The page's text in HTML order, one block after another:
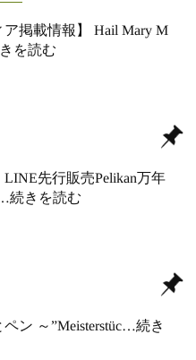
ア掲載情報】 Hail Mary M
を読む
LINE先行販売Pelikan万年
続きを読む
ン ～”Meisterstüc…続き